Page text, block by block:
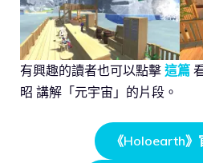
有興趣的讀者也可以點擊 這篇
昭 講解「元宇宙」的片段。
《Holoearth》